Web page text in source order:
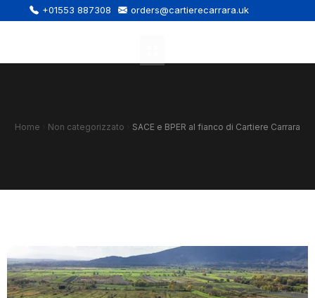
+01553 887308 orders@cartierecarrara.uk
Home Non categorizzato SACE e BPER al fianco di Cartiere Carrara